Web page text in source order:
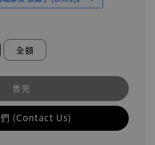
全額
售完
(Contact Us)